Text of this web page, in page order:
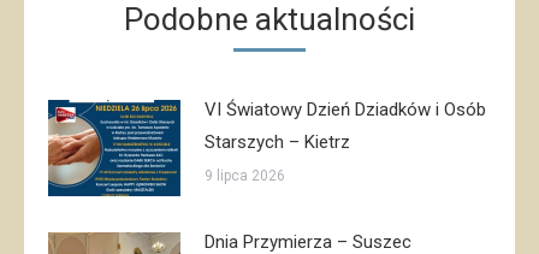
Podobne aktualności
VI Światowy Dzień Dziadków i Osób
Starszych – Kietrz
9 lipca 2026
Dnia Przymierza – Suszec